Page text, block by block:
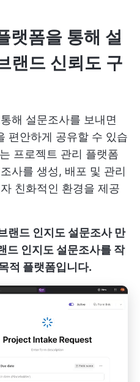
랫폼을 통해 설
랜드 신뢰도 구
해 설문조사를 보내면
편안하게 공유할 수 있습
프로젝트 관리 플랫폼
사를 생성, 배포 및 관리
친화적인 환경을 제공
랜드 인지도 설문조사 만
드 인지도 설문조사를 작
적 플랫폼입니다.